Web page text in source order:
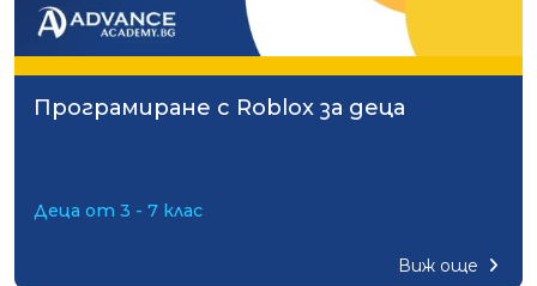
Програмиране с Roblox за деца
Деца от 3 - 7 клас
Виж още